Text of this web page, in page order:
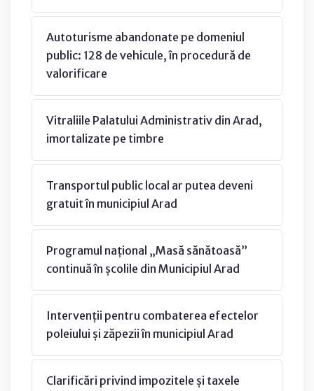
Autoturisme abandonate pe domeniul
public: 128 de vehicule, în procedură de
valorificare
Vitraliile Palatului Administrativ din Arad,
imortalizate pe timbre
Transportul public local ar putea deveni
gratuit în municipiul Arad
Programul național „Masă sănătoasă”
continuă în școlile din Municipiul Arad
Intervenții pentru combaterea efectelor
poleiului și zăpezii în municipiul Arad
Clarificări privind impozitele și taxele